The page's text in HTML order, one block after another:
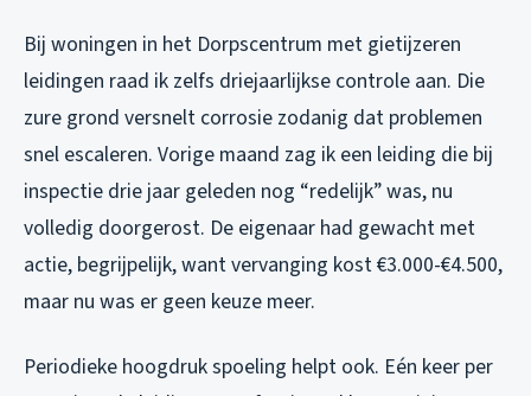
Bij woningen in het Dorpscentrum met gietijzeren
leidingen raad ik zelfs driejaarlijkse controle aan. Die
zure grond versnelt corrosie zodanig dat problemen
snel escaleren. Vorige maand zag ik een leiding die bij
inspectie drie jaar geleden nog “redelijk” was, nu
volledig doorgerost. De eigenaar had gewacht met
actie, begrijpelijk, want vervanging kost €3.000-€4.500,
maar nu was er geen keuze meer.
Periodieke hoogdruk spoeling helpt ook. Eén keer per